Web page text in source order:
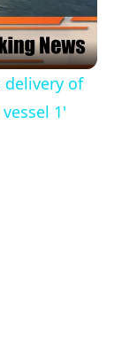
delivery of
1'